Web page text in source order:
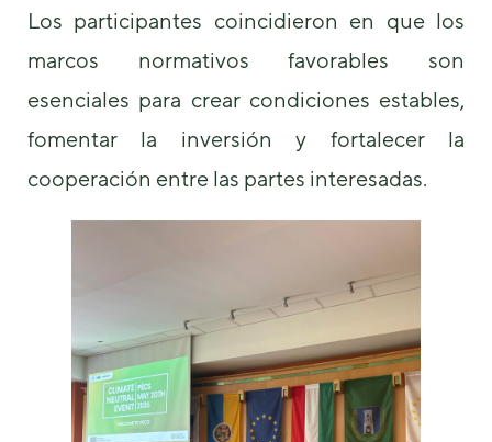
Los participantes coincidieron en que los
marcos normativos favorables son
esenciales para crear condiciones estables,
fomentar la inversión y fortalecer la
cooperación entre las partes interesadas.